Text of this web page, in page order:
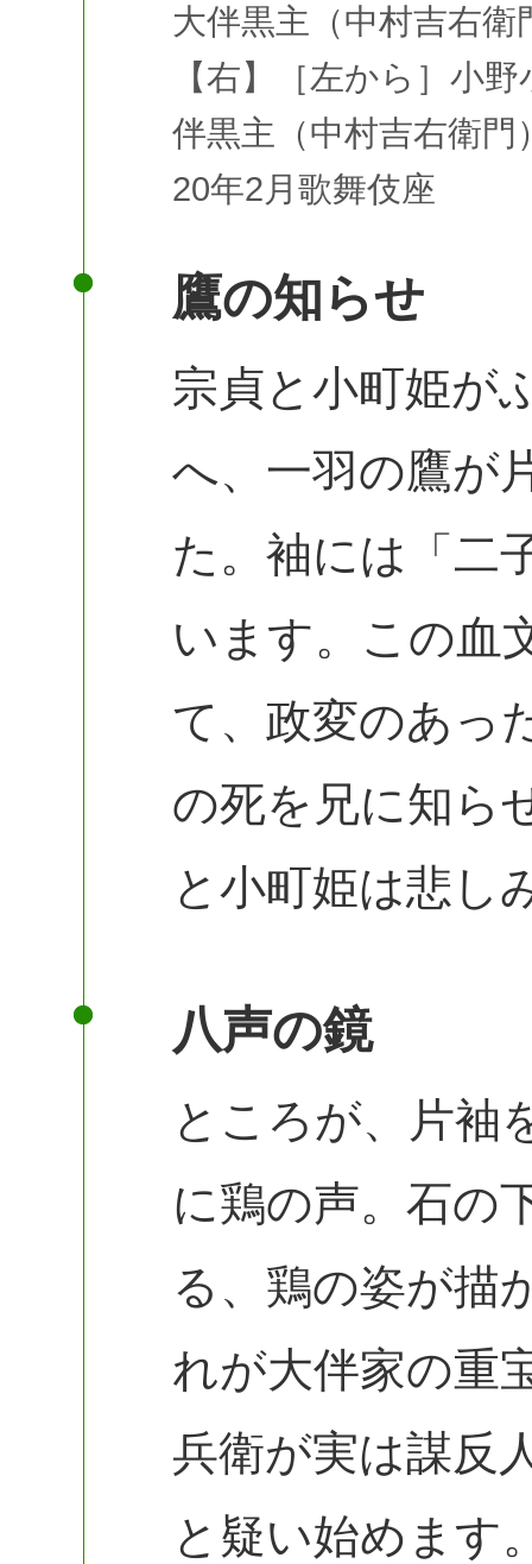
大伴黒主（中村吉右
【右】［左から］小
伴黒主（中村吉右衛
20年2月歌舞伎座
鷹の知らせ
宗貞と小町姫が
へ、一羽の鷹が
た。袖には「二
います。この血
て、政変のあっ
の死を兄に知ら
と小町姫は悲し
八声の鏡
ところが、片袖
に鶏の声。石の
る、鶏の姿が描
れが大伴家の重
兵衛が実は謀反
と疑い始めます